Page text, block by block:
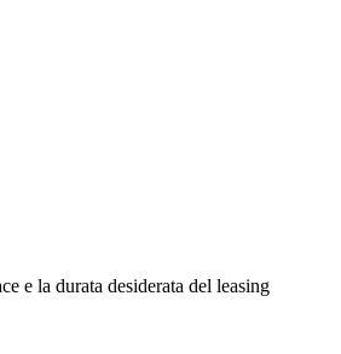
e la durata desiderata del leasing